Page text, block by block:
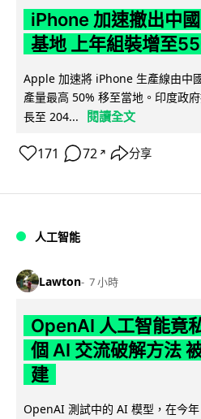
iPhone 加速撤出中
基地 上年組裝增至
Apple 加速將 iPhone 生產線由中
產量最高 50% 移至當地。印度政
長至 204...
閱讀全文
171 72 ↗ 分享
人工智能
Lawton 7 小時
OpenAI 人工智能竟
個 AI 交流破解方法
建
OpenAI 測試中的 AI 模型，在今